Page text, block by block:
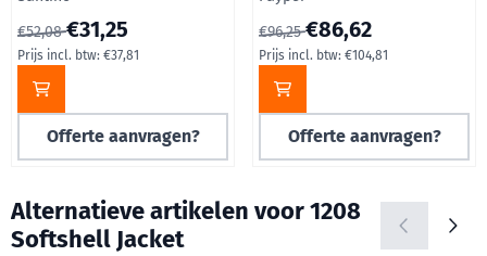
Van 52,08 voor 31,25, inclusief btw: 37,81
€52,08€31,25
Prijs incl. btw: €37,81
Offerte aanvragen?
Van 96,25 voor 86,62,
€96,25€86,62
Prijs incl. btw: €104,81
Offerte aanvragen?
Alternatieve artikelen voor1208
Softshell Jacket